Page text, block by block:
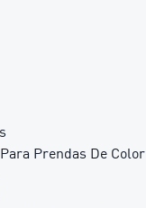
Prendas De Color